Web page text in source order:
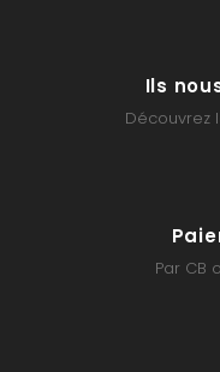
Ils
Découvrez
Par CB